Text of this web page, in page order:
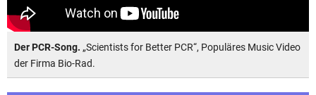
Der PCR-Song. „Scientists for Better PCR“, Populäres Music Video
der Firma Bio-Rad.